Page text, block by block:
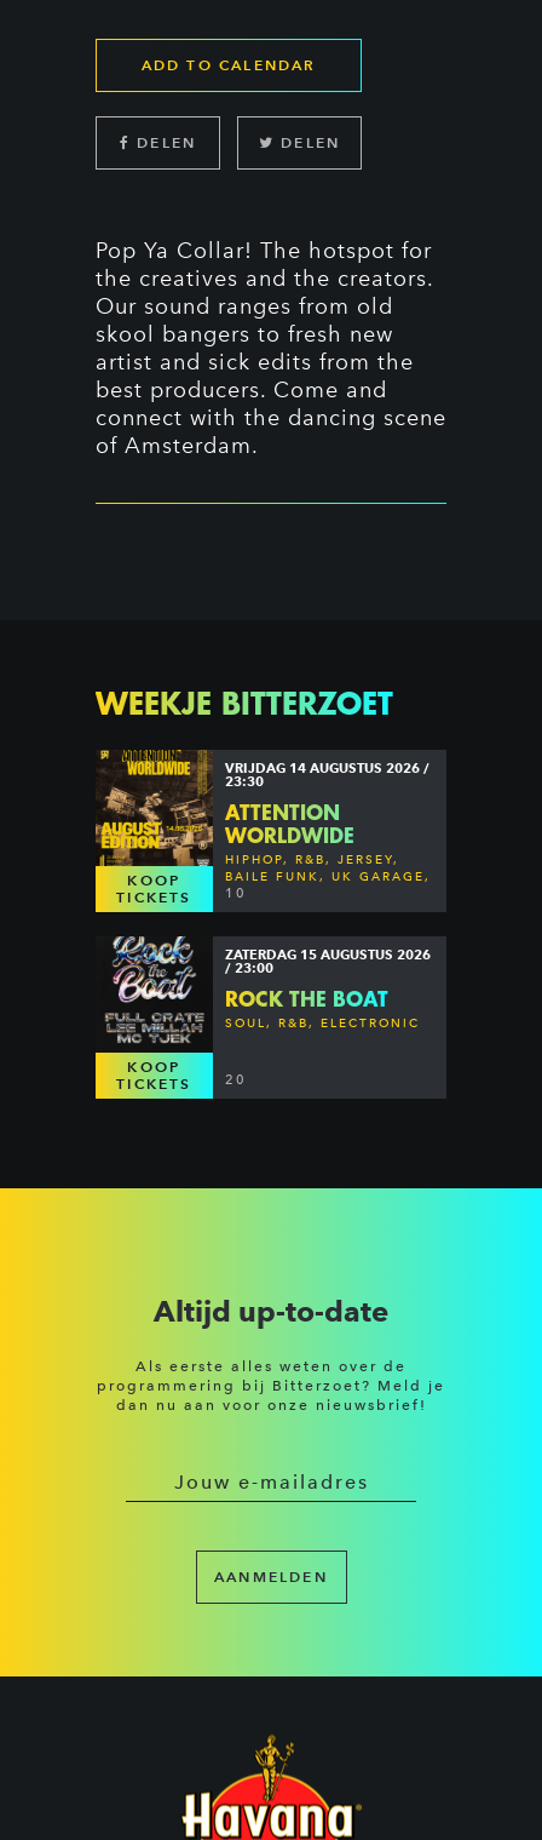
ADD TO CALENDAR
DELEN DELEN
Pop Ya Collar! The hotspot for
the creatives and the creators.
Our sound ranges from old
skool bangers to fresh new
artist and sick edits from the
best producers. Come and
connect with the dancing scene
of Amsterdam.
WEEKJE BITTERZOET
KOOP
TICKETS
VRIJDAG 14 AUGUSTUS 2026 /
23:30
ATTENTION
WORLDWIDE
HIPHOP, R&B, JERSEY,
BAILE FUNK, UK GARAGE,
DANCEHALL & MORE
10
KOOP
TICKETS
ZATERDAG 15 AUGUSTUS 2026
/ 23:00
ROCK THE BOAT
SOUL, R&B, ELECTRONIC
20
Altijd up-to-date
Als eerste alles weten over de
programmering bij Bitterzoet? Meld je
dan nu aan voor onze nieuwsbrief!
AANMELDEN